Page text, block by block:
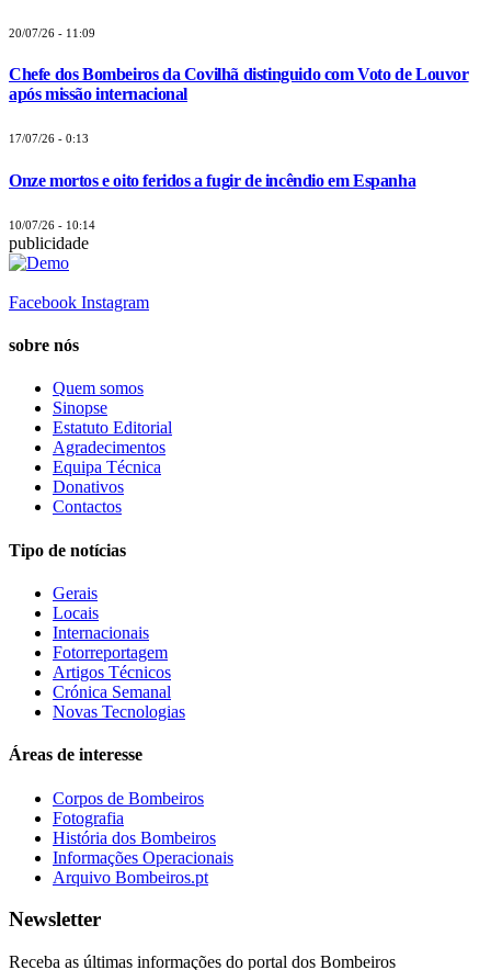
20/07/26 - 11:09
Chefe dos Bombeiros da Covilhã distinguido com Voto de Louvor
após missão internacional
17/07/26 - 0:13
Onze mortos e oito feridos a fugir de incêndio em Espanha
10/07/26 - 10:14
publicidade
Facebook Instagram
sobre nós
Quem somos
Sinopse
Estatuto Editorial
Agradecimentos
Equipa Técnica
Donativos
Contactos
Tipo de notícias
Gerais
Locais
Internacionais
Fotorreportagem
Artigos Técnicos
Crónica Semanal
Novas Tecnologias
Áreas de interesse
Corpos de Bombeiros
Fotografia
História dos Bombeiros
Informações Operacionais
Arquivo Bombeiros.pt
Newsletter
Receba as últimas informações do portal dos Bombeiros